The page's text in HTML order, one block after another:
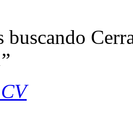
buscando